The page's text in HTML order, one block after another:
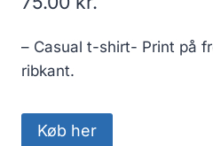
– Casual t-shirt- Print på
ribkant.
Køb her